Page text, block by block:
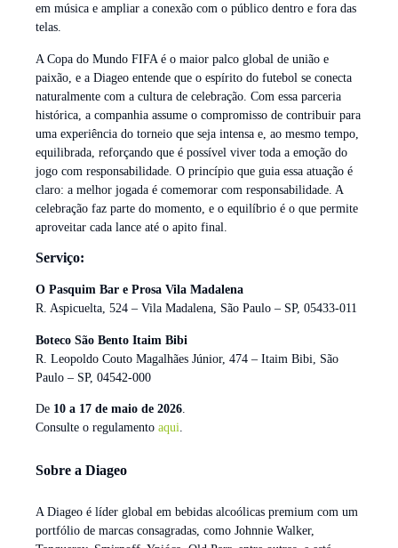
em música e ampliar a conexão com o público dentro e fora das
telas.
A Copa do Mundo FIFA é o maior palco global de união e
paixão, e a Diageo entende que o espírito do futebol se conecta
naturalmente com a cultura de celebração. Com essa parceria
histórica, a companhia assume o compromisso de contribuir para
uma experiência do torneio que seja intensa e, ao mesmo tempo,
equilibrada, reforçando que é possível viver toda a emoção do
jogo com responsabilidade. O princípio que guia essa atuação é
claro: a melhor jogada é comemorar com responsabilidade. A
celebração faz parte do momento, e o equilíbrio é o que permite
aproveitar cada lance até o apito final.
Serviço:
O Pasquim Bar e Prosa Vila Madalena
R. Aspicuelta, 524 – Vila Madalena, São Paulo – SP, 05433-011
Boteco São Bento Itaim Bibi
R. Leopoldo Couto Magalhães Júnior, 474 – Itaim Bibi, São
Paulo – SP, 04542-000
De 10 a 17 de maio de 2026
Consulte o regulamento aqui
Sobre a Diageo
A Diageo é líder global em bebidas alcoólicas premium com um
portfólio de marcas consagradas, como Johnnie Walker,